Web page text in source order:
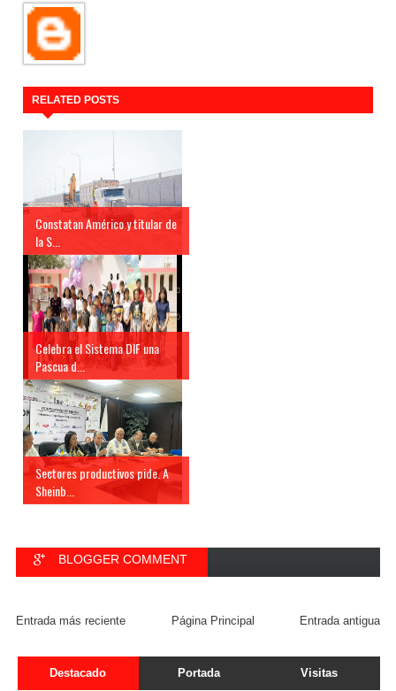
RELATED POSTS
Constatan Américo y titular de
la S...
Celebra el Sistema DIF una
Pascua d...
Sectores productivos pide. A
Sheinb...
BLOGGER COMMENT
Entrada más reciente Entrada antigua
Página Principal
Destacado Portada Visitas